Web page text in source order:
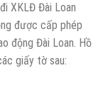
XKLĐ Đài Loan
được cấp phép
động Đài Loan. Hồ
giấy tờ sau: